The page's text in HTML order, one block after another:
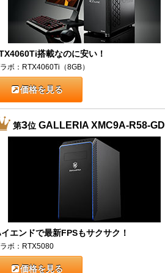
搭載なのに安い！
ボ：RTX4060Ti（8GB）
価格を見る
第3位GALLERIA XMC9A-R58-GD
エンドで最新FPSもサクサク！
ボ：RTX5080
価格を見る